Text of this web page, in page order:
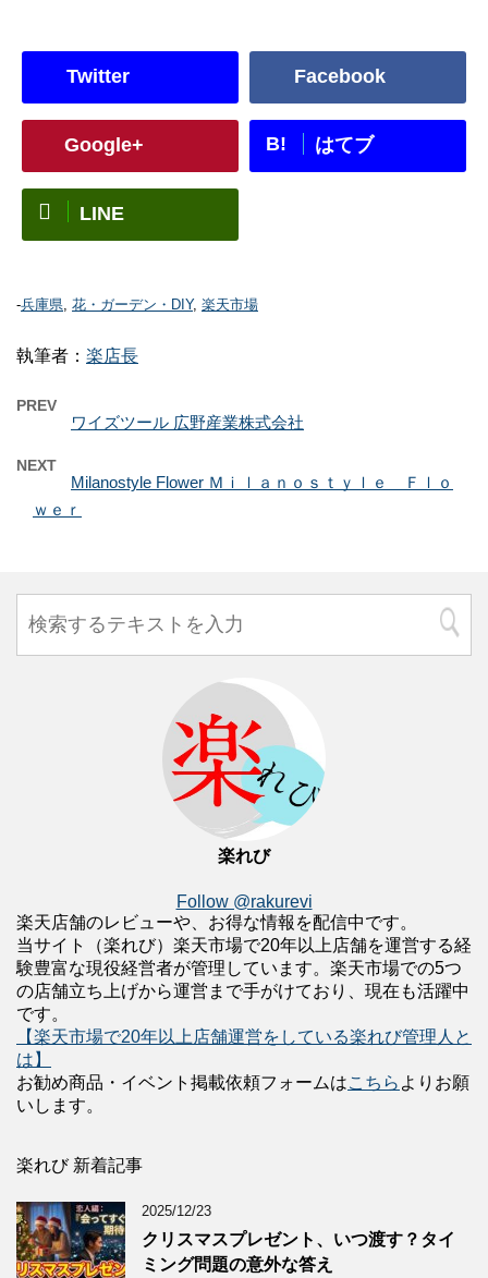
Twitter Facebook
Google+ B! はてブ
LINE
-兵庫県, 花・ガーデン・DIY, 楽天市場
執筆者： 楽店長
PREV
ワイズツール 広野産業株式会社
NEXT
Milanostyle Flower Ｍｉｌａｎｏｓｔｙｌｅ Ｆｌｏ
ｗｅｒ
楽れび
Follow @rakurevi
楽天店舗のレビューや、お得な情報を配信中です。
当サイト（楽れび）楽天市場で20年以上店舗を運営する経
験豊富な現役経営者が管理しています。楽天市場での5つ
の店舗立ち上げから運営まで手がけており、現在も活躍中
です。
【楽天市場で20年以上店舗運営をしている楽れび管理人と
は】
お勧め商品・イベント掲載依頼フォームはこちら よりお願
いします。
楽れび 新着記事
2025/12/23
クリスマスプレゼント、いつ渡す？タイ
ミング問題の意外な答え